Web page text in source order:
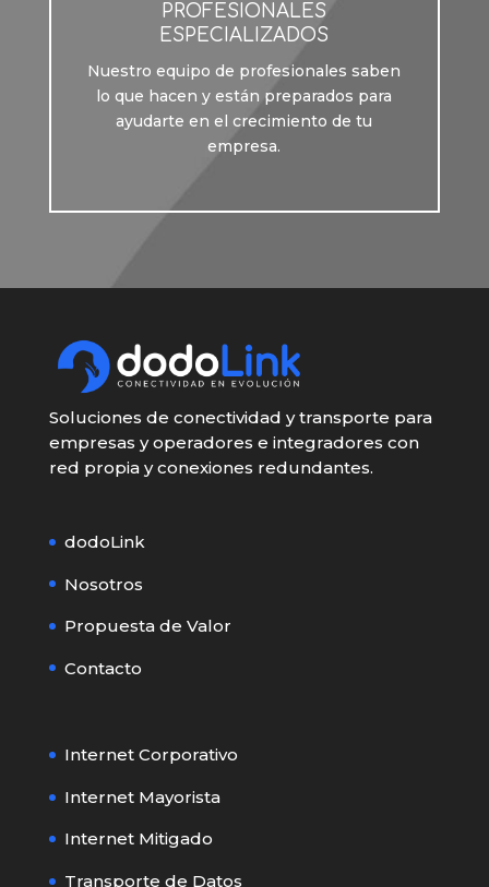
PROFESIONALES
ESPECIALIZADOS
Nuestro equipo de profesionales saben
lo que hacen y están preparados para
ayudarte en el crecimiento de tu
empresa.
Soluciones de conectividad y transporte para
empresas y operadores e integradores con
red propia y conexiones redundantes.
dodoLink
Nosotros
Propuesta de Valor
Contacto
Internet Corporativo
Internet Mayorista
Internet Mitigado
Transporte de Datos